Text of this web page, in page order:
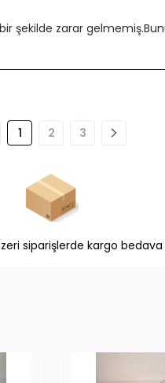
şekilde zarar
1 2 3
siparişlerde kargo bedava